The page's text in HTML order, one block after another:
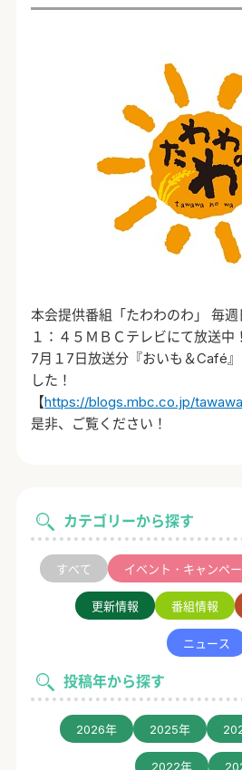
カテゴリーから探す
すべて イベント・キャンペ
更新情報 番組情報
ニュース
投稿年から探す
2026年 2025年
2022年
本会提供番組「たわわのわ」 毎
１：４５ＭＢＣテレビにて放送中！
7月１7日放送分『おいも＆Café
した！
【https://blogs.mbc.co.jp/
是非、ご覧ください！